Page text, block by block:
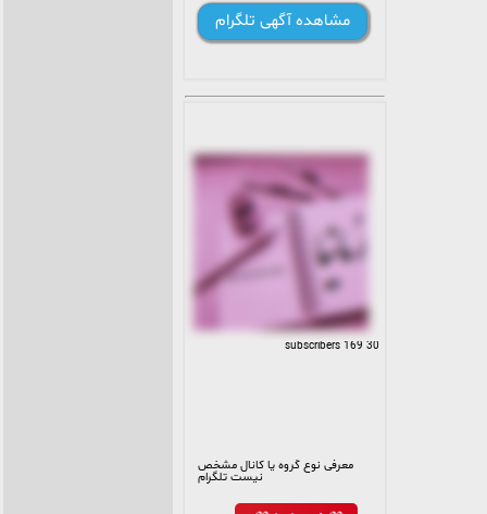
مشاهده آگهی تلگرام
30 169 subscribers
معرفی نوع گروه یا کانال مشخص
نیست تلگرام